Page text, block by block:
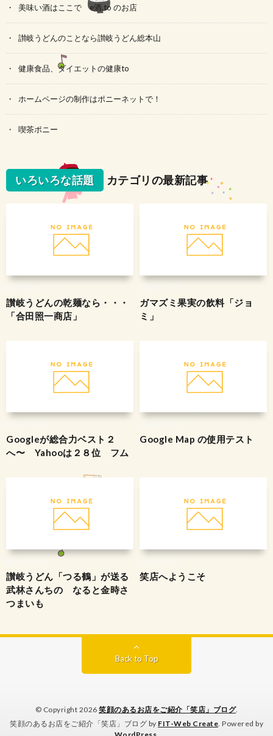
美味い酒はここで e酒.to のお店
讃岐うどんのことなら讃岐うどん総本山
健康食品、ダイエットの健康to
ホームページの制作はポニーネットで！
喫茶ポニー
いろいろな話題 カテゴリの最新記事
讃岐うどんの乾麺なら・・・
「合田照一商店」
ガマズミ果実の飲料「ジョ
ミ」
Googleが総合力ベスト２
へ〜 Yahooは２８位 フム
Google Map の使用テスト
讃岐うどん「つる鶴」が送る
武林さんちの なると金時さ
つまいも
笑店へようこそ
Back to Top
© Copyright 2026 笑顔のあるお店をご紹介「笑店」ブログ.
笑顔のあるお店をご紹介「笑店」ブログ by FIT-Web Create . Powered by